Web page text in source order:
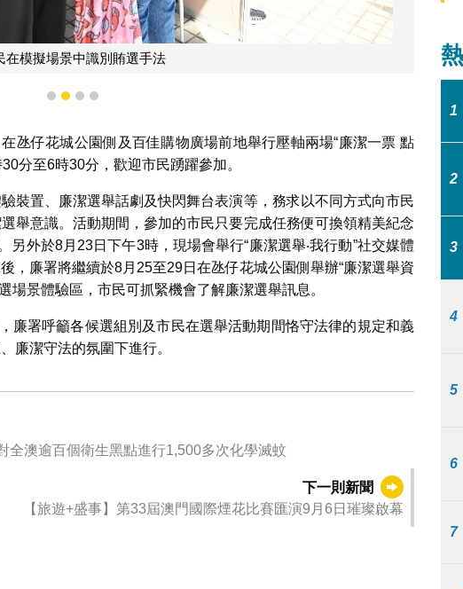
在模擬場景中識別賄選手法
1 2 3 4
氹仔花城公園側及百佳購物廣場前地舉行壓軸兩場“廉潔一票 點
分至6時30分，歡迎市民踴躍參加。
裝置、廉潔選舉話劇及快閃舞台表演等，務求以不同方式向市民
舉意識。活動期間，參加的市民只要完成任務便可換領精美紀念
另外於8月23日下午3時，現場會舉行“廉潔選舉‧我行動”社交媒體
，廉署將繼續於8月25至29日在氹仔花城公園側舉辦“廉潔選舉資
場景體驗區，市民可抓緊機會了解廉潔選舉訊息。
廉署呼籲各候選組別及市民在選舉活動期間恪守法律的規定和義
廉潔守法的氛圍下進行。
生局持續加強社區衛生工作防控“雙熱” 對全澳逾百個衛生黑點進行1,500多次化學滅蚊
下一則新聞
【旅遊+盛事】第33屆澳門國際煙花比賽匯演9月6日璀璨啟幕
1
2
3
4
5
6
7